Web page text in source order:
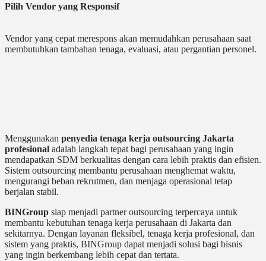
Pilih Vendor yang Responsif
Vendor yang cepat merespons akan memudahkan perusahaan saat
membutuhkan tambahan tenaga, evaluasi, atau pergantian personel.
Menggunakan penyedia tenaga kerja outsourcing Jakarta
profesional adalah langkah tepat bagi perusahaan yang ingin
mendapatkan SDM berkualitas dengan cara lebih praktis dan efisien.
Sistem outsourcing membantu perusahaan menghemat waktu,
mengurangi beban rekrutmen, dan menjaga operasional tetap
berjalan stabil.
BINGroup siap menjadi partner outsourcing terpercaya untuk
membantu kebutuhan tenaga kerja perusahaan di Jakarta dan
sekitarnya. Dengan layanan fleksibel, tenaga kerja profesional, dan
sistem yang praktis, BINGroup dapat menjadi solusi bagi bisnis
yang ingin berkembang lebih cepat dan tertata.